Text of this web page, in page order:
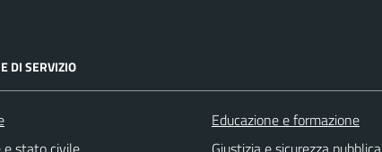
DI SERVIZIO
Educazione e formazione